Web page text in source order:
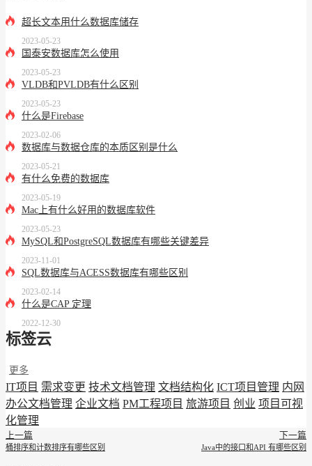
超长文本用什么数据库储存
2023-05-23
国泰安数据库怎么使用
2023-05-23
VLDB和PVLDB有什么区别
2023-05-23
什么是Firebase
2023-02-06
数据库与数据仓库的本质区别是什么
2023-05-21
有什么免费的数据库
2023-05-19
Mac上有什么好用的数据库软件
2023-05-23
MySQL和PostgreSQL数据库有哪些关键差异
2023-11-01
SQL数据库与ACESS数据库有哪些区别
2023-02-14
什么是CAP 定理
2022-12-30
标签云
更多
IT项目 需求变更 技术文档管理 文档结构化 ICT项目管理 内网
办公文档管理 企业文档 PM工程项目 旅游项目 创业 项目可视
化管理
上一篇
桶排序和计数排序有哪些区别
下一篇
Java中的接口和API 有哪些区别